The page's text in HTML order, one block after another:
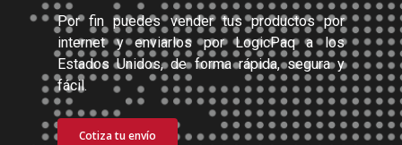
Por fin puedes vender tus productos por
internet y enviarlos por LogicPaq a los
Estados Unidos, de forma rápida, segura y
fácil.
Cotiza tu envío